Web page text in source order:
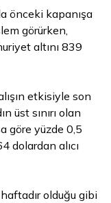
önceki kapanışa
görürken,
altını 839
etkisiyle son
üst sınırı olan
göre yüzde 0,5
dolardan alıcı
olduğu gibi